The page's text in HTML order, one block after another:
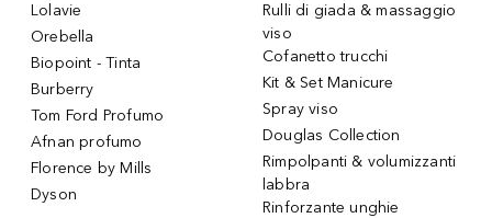
Lolavie
Orebella
Biopoint - Tinta
Burberry
Tom Ford Profumo
Afnan profumo
Florence by Mills
Dyson
Rulli di giada & massaggio
viso
Cofanetto trucchi
Kit & Set Manicure
Spray viso
Douglas Collection
Rimpolpanti & volumizzanti
labbra
Rinforzante unghie